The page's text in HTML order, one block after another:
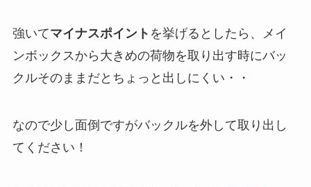
強いてマイナスポイント を挙げるとしたら、メイ
ンボックスから大きめの荷物を取り出す時にバッ
クルそのままだとちょっと出しにくい・・
なので少し面倒ですがバックルを外して取り出し
てください！